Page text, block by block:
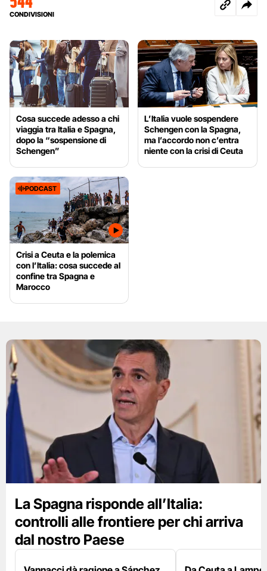
CONDIVISIONI
Cosa succede adesso a chi
viaggia tra Italia e Spagna,
dopo la “sospensione di
Schengen”
L’Italia vuole sospendere
Schengen con la Spagna,
ma l’accordo non c’entra
niente con la crisi di Ceuta
PODCAST
Crisi a Ceuta e la polemica
con l’Italia: cosa succede al
confine tra Spagna e
Marocco
La Spagna risponde all’Italia:
controlli alle frontiere per chi arriva
dal nostro Paese